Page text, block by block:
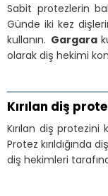
Sabit protezlerin
Günde iki kez
kullanın. Gargara
olarak diş hekimi
Kırılan diş
Kırılan diş
Protez kırıldığında
diş hekimleri